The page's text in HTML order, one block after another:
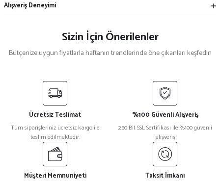
Alışveriş Deneyimi
Sizin İçin Önerilenler
Bütçenize uygun fiyatlarla haftanın trendlerinde öne çıkanları keşfedin
Jimmy Choo Nena/S Kırmızı Kadın Güneş Gözlüğü
₺ 25.458
%27
Maxmara Mm 0002 Leopar Metal Kadın Güneş Gözlüğü
Ücretsiz Teslimat
Tüm siparişleriniz ücretsiz kargo ile
teslim edilmektedir.
%100 Güvenli Alışveriş
250 Bit SSL Sertifikası ile %100 güvenli
alışveriş
Müşteri Memnuniyeti Taksit İmkanı